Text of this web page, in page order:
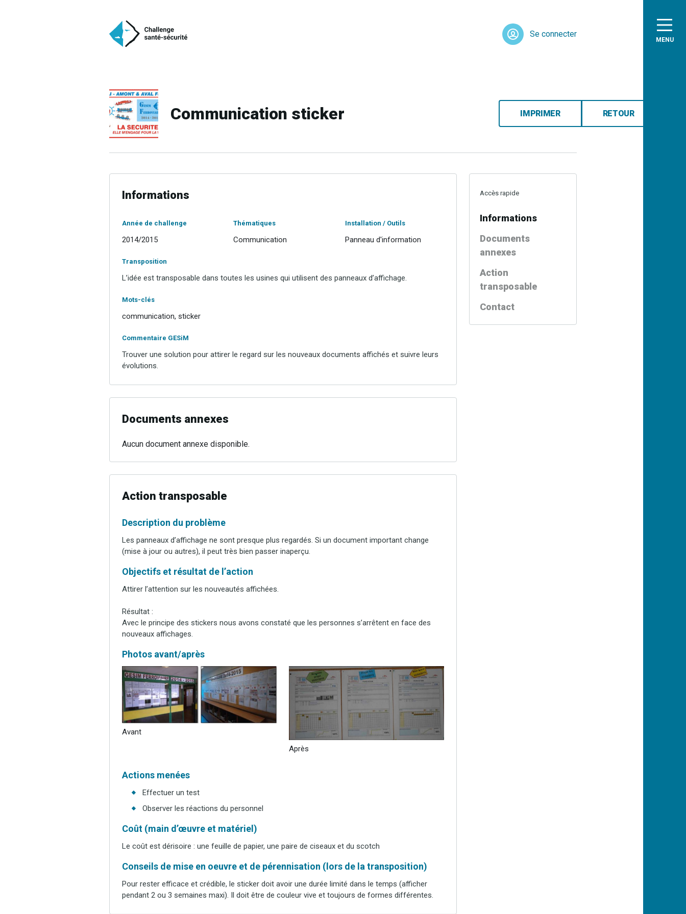
MENU
Se connecter
Communication sticker IMPRIMER RETOUR
Informations
Année de challenge
2014/2015
Thématiques
Communication
Installation / Outils
Panneau d'information
Transposition
L’idée est transposable dans toutes les usines qui utilisent des panneaux d’affichage.
Mots-clés
communication, sticker
Commentaire GESiM
Trouver une solution pour attirer le regard sur les nouveaux documents affichés et suivre leurs
évolutions.
Documents annexes
Aucun document annexe disponible.
Action transposable
Description du problème
Les panneaux d’affichage ne sont presque plus regardés. Si un document important change
(mise à jour ou autres), il peut très bien passer inaperçu.
Objectifs et résultat de l’action
Attirer l’attention sur les nouveautés affichées.
Résultat :
Avec le principe des stickers nous avons constaté que les personnes s’arrêtent en face des
nouveaux affichages.
Photos avant/après
Avant
Après
Actions menées
Effectuer un test
Observer les réactions du personnel
Coût (main d’œuvre et matériel)
Le coût est dérisoire : une feuille de papier, une paire de ciseaux et du scotch
Conseils de mise en oeuvre et de pérennisation (lors de la transposition)
Pour rester efficace et crédible, le sticker doit avoir une durée limité dans le temps (afficher
pendant 2 ou 3 semaines maxi). Il doit être de couleur vive et toujours de formes différentes.
Accès rapide
Informations
Documents
annexes
Action
transposable
Contact